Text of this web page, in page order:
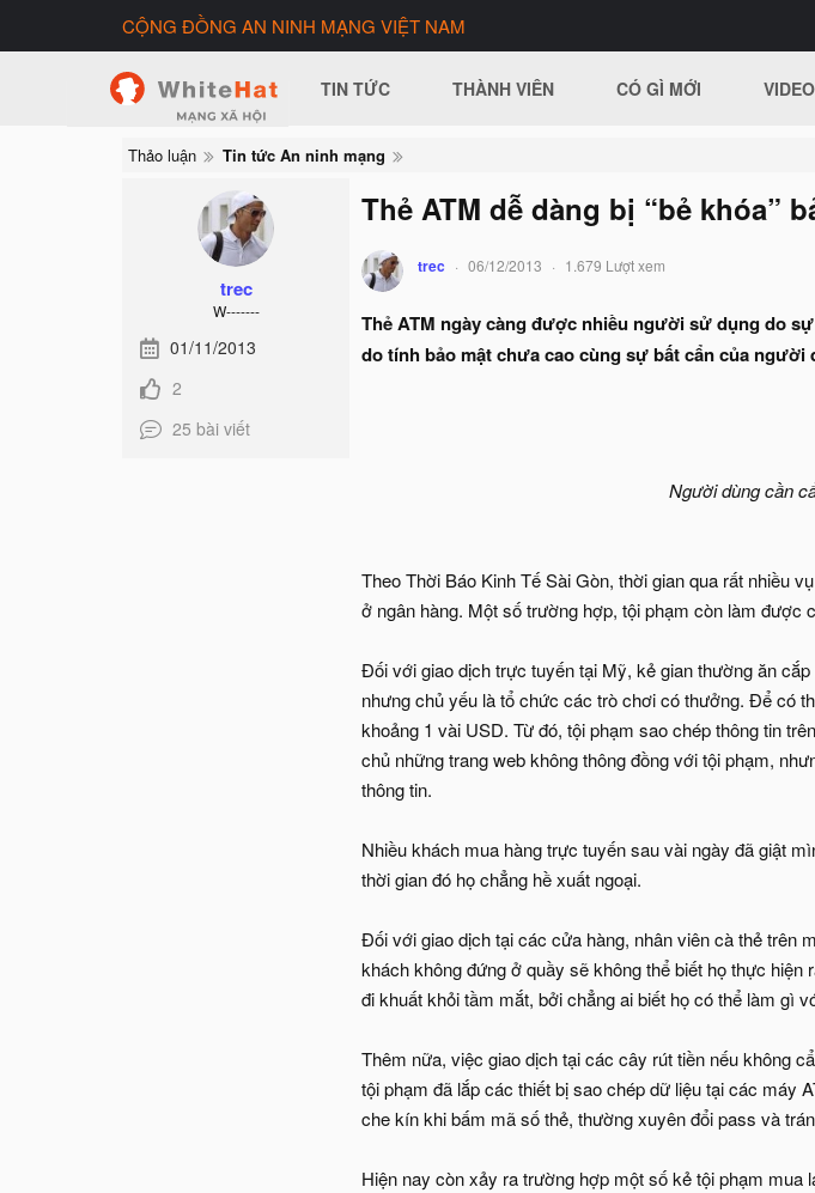
CỘNG ĐỒNG AN NINH MẠNG VIỆT NAM
TIN TỨC THÀNH VIÊN CÓ GÌ MỚI VIDEO
Thảo luận Tin tức An ninh mạng
trec
W-------
01/11/2013
2
25 bài viết
Thẻ ATM dễ dàng bị “bẻ khóa”
trec 06/12/2013 1.679 Lượt xem
Thẻ ATM ngày càng được nhiều người sử dụng do
do tính bảo mật chưa cao cùng sự bất cẩn của
Người dùng cần
Theo Thời Báo Kinh Tế Sài Gòn, thời gian qua rất nhiều
ở ngân hàng. Một số trường hợp, tội phạm còn làm được
Đối với giao dịch trực tuyến tại Mỹ, kẻ gian thường ăn
nhưng chủ yếu là tổ chức các trò chơi có thưởng. Để có
khoảng 1 vài USD. Từ đó, tội phạm sao chép thông tin
chủ những trang web không thông đồng với tội phạm,
thông tin.
Nhiều khách mua hàng trực tuyến sau vài ngày đã giật
thời gian đó họ chẳng hề xuất ngoại.
Đối với giao dịch tại các cửa hàng, nhân viên cà thẻ trên
khách không đứng ở quầy sẽ không thể biết họ thực
đi khuất khỏi tầm mắt, bởi chẳng ai biết họ có thể làm gì
Thêm nữa, việc giao dịch tại các cây rút tiền nếu không
tội phạm đã lắp các thiết bị sao chép dữ liệu tại các máy
che kín khi bấm mã số thẻ, thường xuyên đổi pass và
Hiện nay còn xảy ra trường hợp một số kẻ tội phạm mua